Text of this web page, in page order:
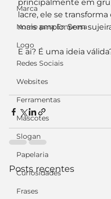
Marca
Nome para Empresa
Logo
Redes Sociais
Websites
Ferramentas
Mascotes
Slogan
Papelaria
Curiosidades
Frases
principalmente em
lacre, ele se
mais amplo. Sem
E ai? É uma ideia
Posts recentes